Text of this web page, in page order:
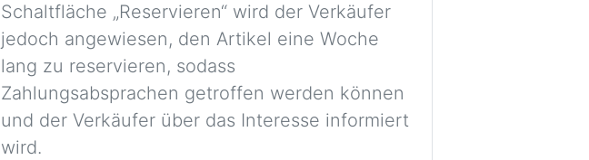
Schaltfläche „Reservieren“ wird der Verkäufer
jedoch angewiesen, den Artikel eine Woche
lang zu reservieren, sodass
Zahlungsabsprachen getroffen werden können
und der Verkäufer über das Interesse informiert
wird.